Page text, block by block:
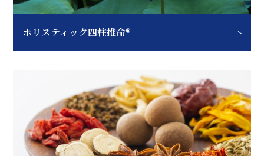
ホリスティック四柱推命®